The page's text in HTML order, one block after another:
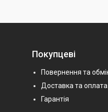
Покупцеві
Повернення та
Доставка та оплата
Гарантія